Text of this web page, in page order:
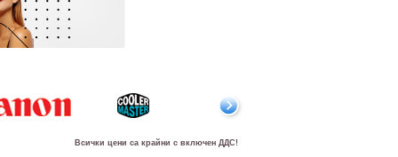
Всички цени са крайни с включен ДДС!